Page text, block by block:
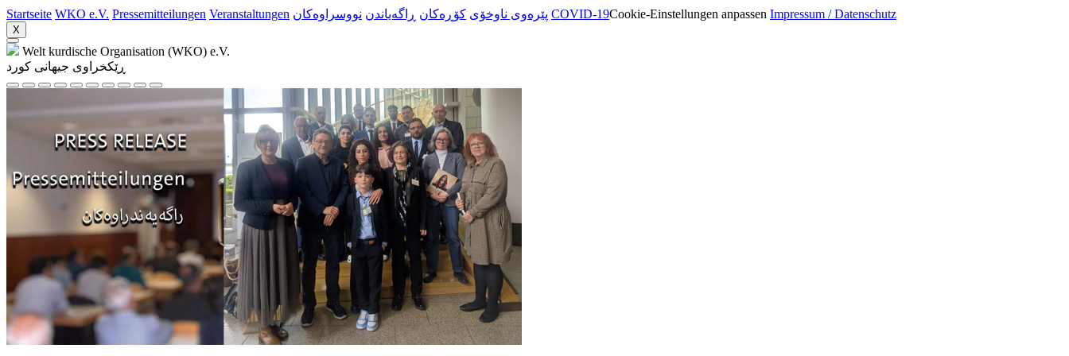
Startseite WKO e.V. Pressemitteilungen Veranstaltungen پێرەوی ناوخۆی کۆڕەکان ڕاگەیاندن نووسراوه‌کان COVID-19Cookie-Einstellungen anpassen Impressum / Datenschutz
X
Welt kurdische Organisation (WKO) e.V.
ڕێکخراوی جیهانی کورد